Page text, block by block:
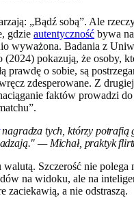
„Bądź sobą”. Ale
gdzie autentyczność bywa
wyważona. Badania z
(2024) pokazują, że osoby,
prawdę o sobie, są
zdesperowane. Z
faktów prowadzi
nagradza tych, którzy potrafią
— Michał, praktyk
walutą. Szczerość nie polega
na widoku, ale na
zaciekawią, a nie odstraszą.